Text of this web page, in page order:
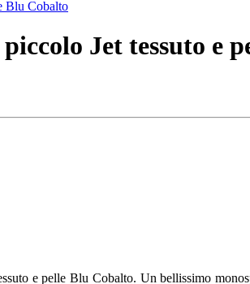
Jet tessuto e
e pelle Blu Cobalto. Un bellissimo